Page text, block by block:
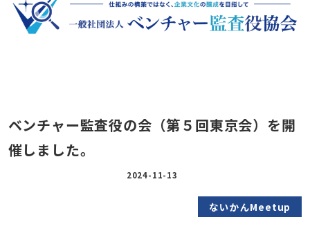
ベンチャー監査役の会（第５回東京会）を開
催しました。
2024-11-13
ないかんMeetup